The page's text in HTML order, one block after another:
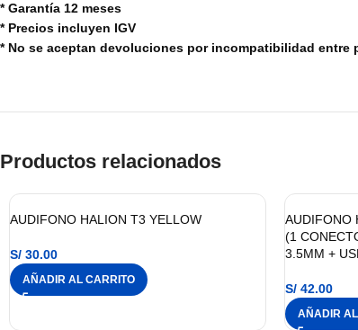
* Garantía 12 meses
* Precios incluyen IGV
* No se aceptan devoluciones por incompatibilidad entre
Productos relacionados
AUDIFONO HALION T3 YELLOW
S/ 30.00
AÑADIR AL CARRITO
AUDIFONO
(1
3.5MM +
S/42.00
AÑADIR